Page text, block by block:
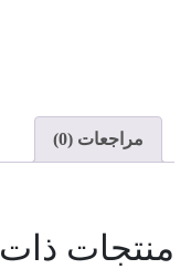
مراجعات (0)
منتجات